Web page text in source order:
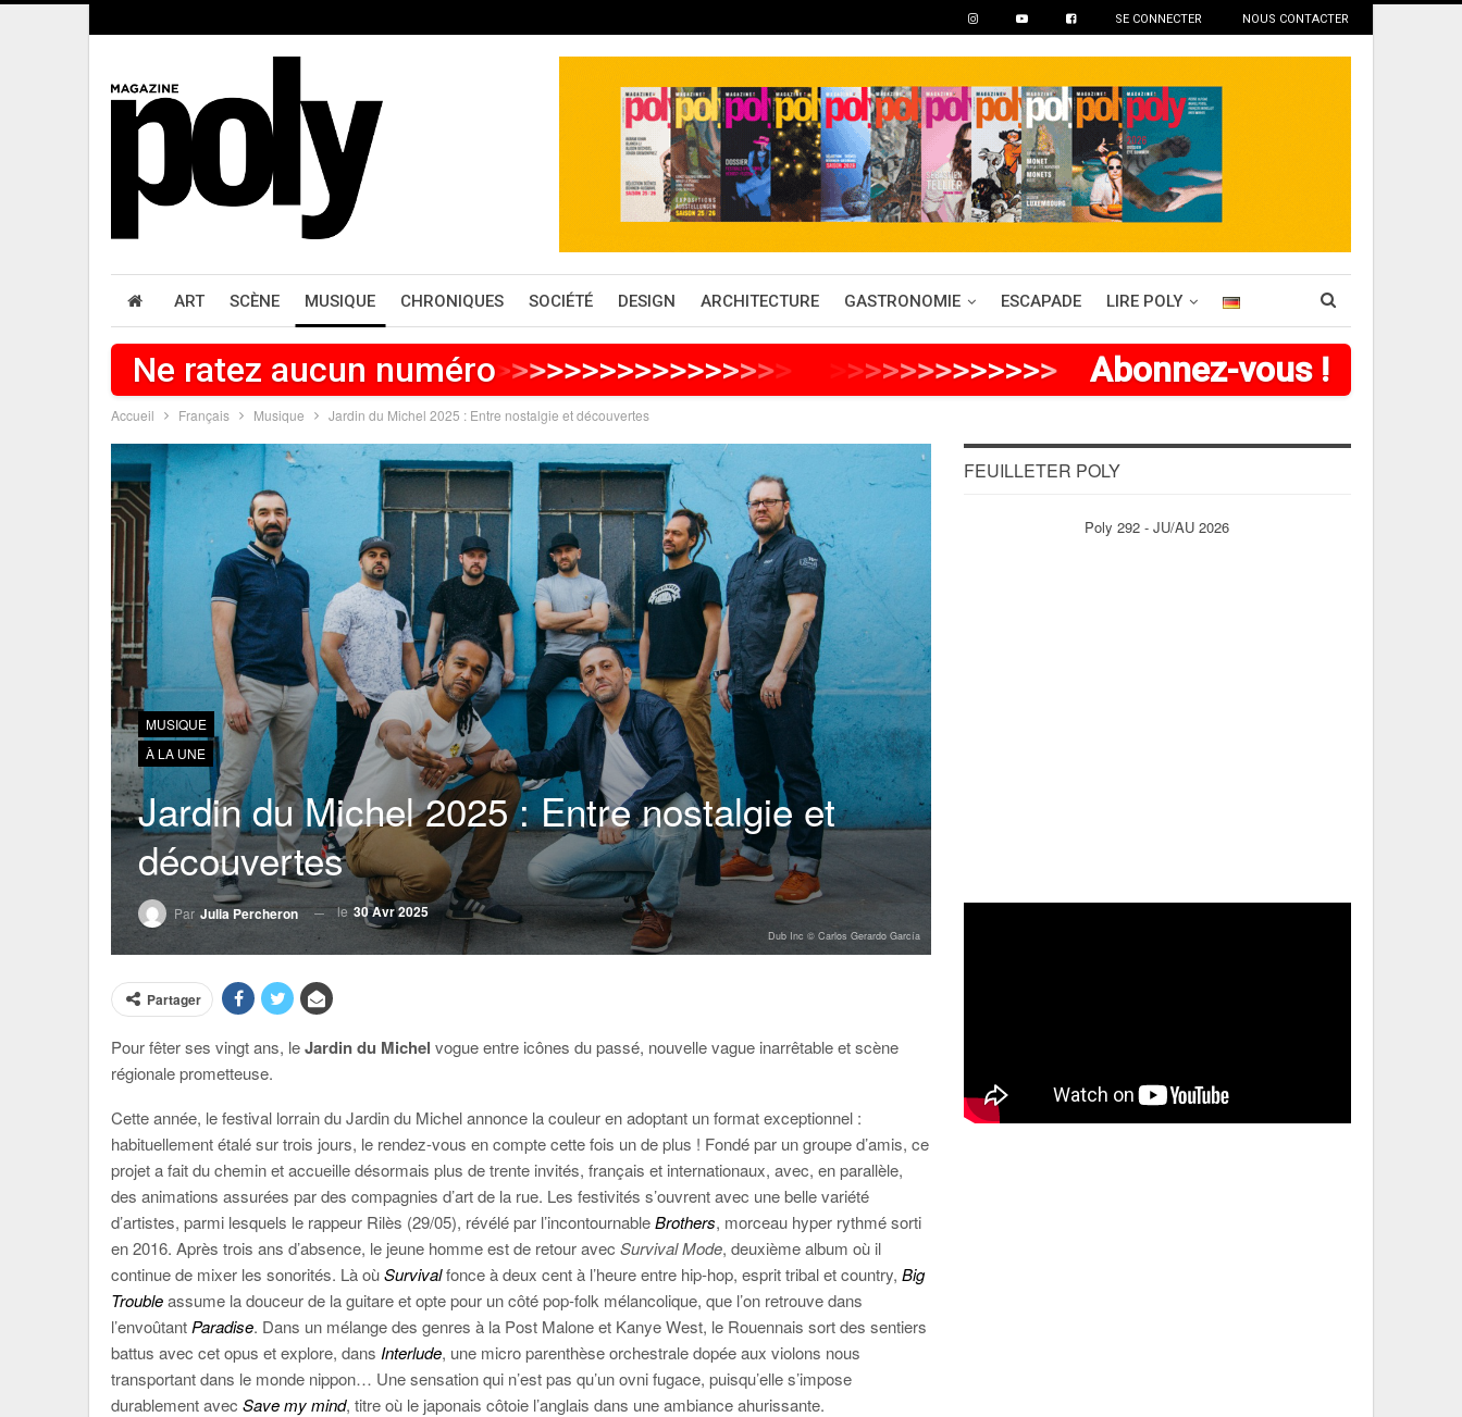
SE CONNECTER NOUS CONTACTER
ART SCÈNE MUSIQUE CHRONIQUES SOCIÉTÉ DESIGN ARCHITECTURE GASTRONOMIE ESCAPADE LIRE POLY
Ne ratez aucun numéro>>>>>>>>>>>>>>>>> >>>>>>>> >>> Abonnez-vous !
Accueil Français Musique Jardin du Michel 2025 : Entre nostalgie et découvertes
MUSIQUE
À LA UNE
Jardin du Michel 2025 : Entre nostalgie et
découvertes
Par Julia Percheron le30 Avr 2025
Dub Inc © Carlos Gerardo García
Partager
Pour fêter ses vingt ans, leJardin du Michel vogue entre icônes du passé, nouvelle vague inarrêtable et scène
régionale prometteuse.
Cette année, le festival lorrain du Jardin du Michel annonce la couleur en adoptant un format exceptionnel :
habituellement étalé sur trois jours, le rendez-vous en compte cette fois un de plus ! Fondé par un groupe d’amis, ce
projet a fait du chemin et accueille désormais plus de trente invités, français et internationaux, avec, en parallèle,
des animations assurées par des compagnies d’art de la rue. Les festivités s’ouvrent avec une belle variété
d’artistes, parmi lesquels le rappeur Rilès (29/05), révélé par l’incontournableBrothers, morceau hyper rythmé sorti
en 2016. Après trois ans d’absence, le jeune homme est de retour avec Survival Mode, deuxième album où il
continue de mixer les sonorités. Là oùSurvivalfonce à deux cent à l’heure entre hip-hop, esprit tribal et country, Big
Troubleassume la douceur de la guitare et opte pour un côté pop-folk mélancolique, que l’on retrouve dans
l’envoûtant Paradise. Dans un mélange des genres à la Post Malone et Kanye West, le Rouennais sort des sentiers
battus avec cet opus et explore, dans Interlude, une micro parenthèse orchestrale dopée aux violons nous
transportant dans le monde nippon… Une sensation qui n’est pas qu’un ovni fugace, puisqu’elle s’impose
durablement avec Save my mind, titre où le japonais côtoie l’anglais dans une ambiance ahurissante.
FEUILLETER POLY
Poly 292 - JU/AU 2026